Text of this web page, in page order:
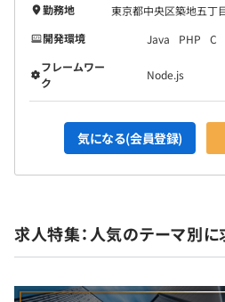
勤務地
東京都中央区築地五丁
開発環境
Java PHP C
フレームワー
ク
Node.js
気になる(会員登録)
求人特集：人気のテーマ別